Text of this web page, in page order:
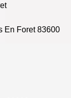
En Foret 83600